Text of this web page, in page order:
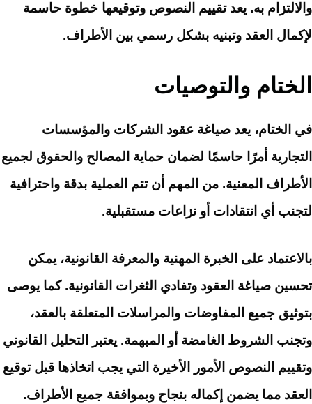
والالتزام به. يعد تقييم النصوص وتوقيعها خطوة حاسمة
لإكمال العقد وتبنيه بشكل رسمي بين الأطراف.
الختام والتوصيات
في الختام، يعد صياغة عقود الشركات والمؤسسات
التجارية أمرًا حاسمًا لضمان حماية المصالح والحقوق لجميع
الأطراف المعنية. من المهم أن تتم العملية بدقة واحترافية
لتجنب أي انتقادات أو نزاعات مستقبلية.
بالاعتماد على الخبرة المهنية والمعرفة القانونية، يمكن
تحسين صياغة العقود وتفادي الثغرات القانونية. كما يوصى
بتوثيق جميع المفاوضات والمراسلات المتعلقة بالعقد،
وتجنب الشروط الغامضة أو المبهمة. يعتبر التحليل القانوني
وتقييم النصوص الأمور الأخيرة التي يجب اتخاذها قبل توقيع
العقد مما يضمن إكماله بنجاح وبموافقة جميع الأطراف.